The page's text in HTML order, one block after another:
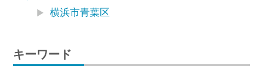
横浜市青葉区
キーワード